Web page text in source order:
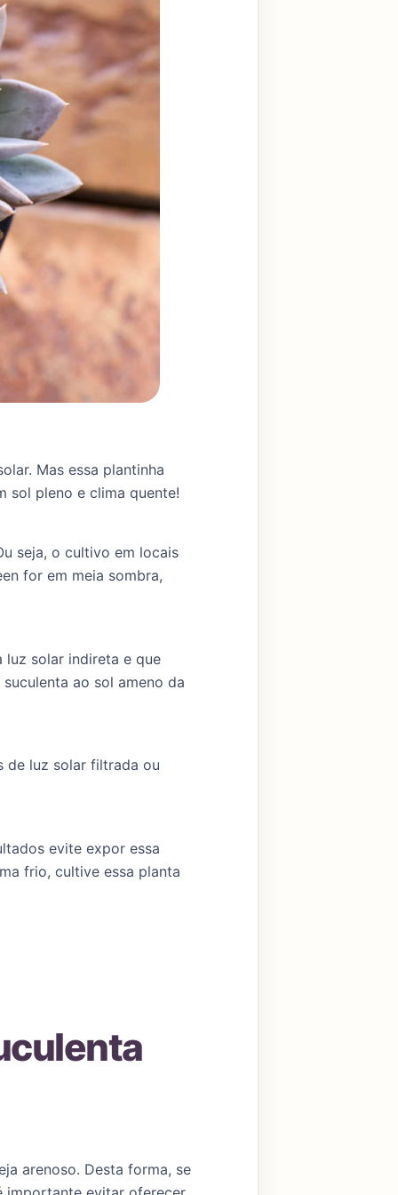
Mas essa plantinha
sol pleno e clima quente!
seja, o cultivo em locais
for em meia sombra,
luz solar indireta e que
ao sol ameno da
de luz solar filtrada ou
evite expor essa
frio, cultive essa planta
arenoso. Desta forma, se